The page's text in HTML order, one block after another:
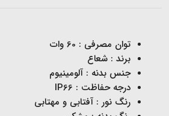
توان مصرفی : 60 وات
برند : شعاع
جنس بدنه : آلومینیوم
درجه حفاظت : IP66
رنگ نور : آفتابی و مهتابی